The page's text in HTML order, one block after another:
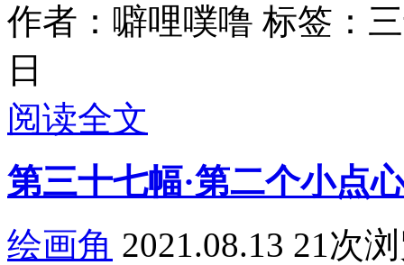
作者：噼哩噗噜 标签：
日
阅读全文
第三十七幅·第二个小点
绘画角 2021.08.13 21次